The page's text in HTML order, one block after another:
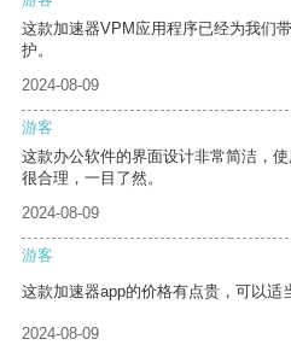
这款加速器VPM应用程序已经为我们
护。
2024-08-09
游客
这款办公软件的界面设计非常简洁，
很合理，一目了然。
2024-08-09
游客
这款加速器app的价格有点贵，可以适
2024-08-09